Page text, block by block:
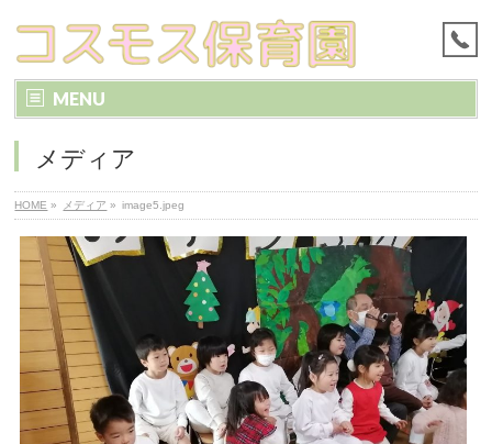
MENU
メディア
HOME » メディア » image5.jpeg